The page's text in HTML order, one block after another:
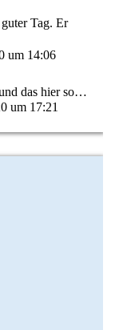
Tag. Er
um 14:06
das hier so…
um 17:21